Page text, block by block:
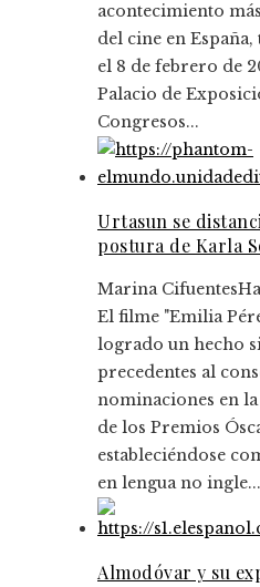
acontecimiento
del cine en
el 8 de febrero de
Palacio de
Congresos...
Urtasun se
postura de Karla
Marina Cifuentes
El filme "Emilia
logrado un hecho
precedentes al
nominaciones en la
de los Premios
estableciéndose
en lengua no ingle...
Almodóvar y su